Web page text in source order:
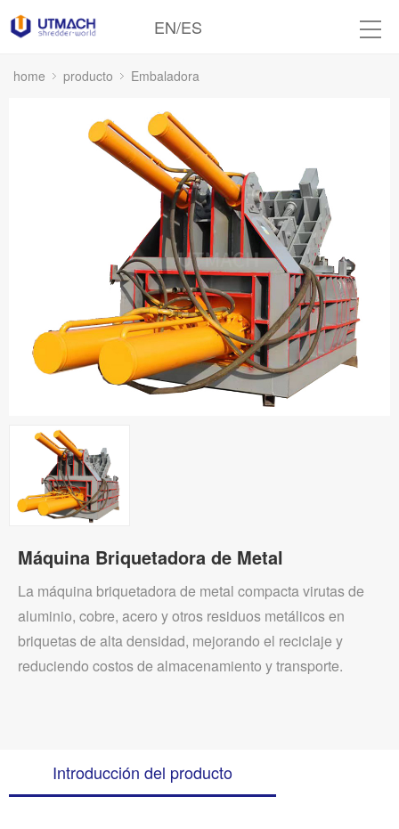
EN/ES
home producto Embaladora
Máquina Briquetadora de Metal
La máquina briquetadora de metal compacta virutas de
aluminio, cobre, acero y otros residuos metálicos en
briquetas de alta densidad, mejorando el reciclaje y
reduciendo costos de almacenamiento y transporte.
Introducción del producto